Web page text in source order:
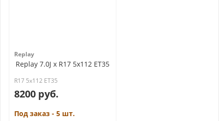
Replay
Replay 7.0J x R17 5x112 ET35
R17 5x112 ET35
8200 руб.
Под заказ - 5 шт.